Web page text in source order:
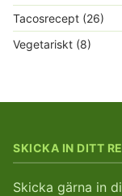
Tacosrecept (26)
Vegetariskt (8)
SKICKA IN DITT
Skicka gärna in